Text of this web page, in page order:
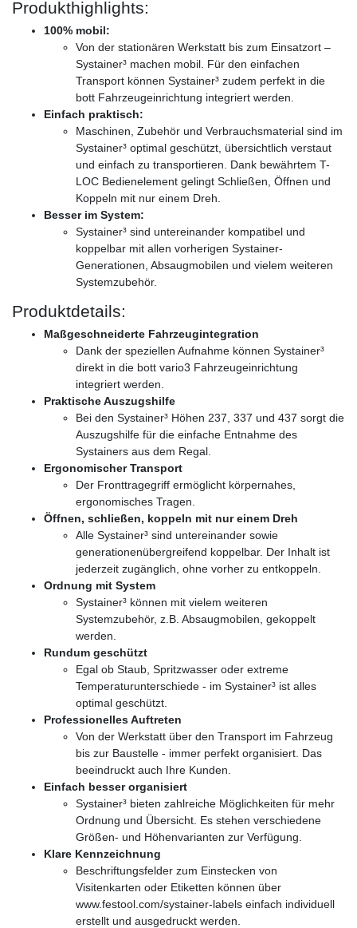
Produkthighlights:
100% mobil:
Von der stationären Werkstatt bis zum Einsatzort –
Systainer³ machen mobil. Für den einfachen
Transport können Systainer³ zudem perfekt in die
bott Fahrzeugeinrichtung integriert werden.
Einfach praktisch:
Maschinen, Zubehör und Verbrauchsmaterial sind im
Systainer³ optimal geschützt, übersichtlich verstaut
und einfach zu transportieren. Dank bewährtem T-
LOC Bedienelement gelingt Schließen, Öffnen und
Koppeln mit nur einem Dreh.
Besser im System:
Systainer³ sind untereinander kompatibel und
koppelbar mit allen vorherigen Systainer-
Generationen, Absaugmobilen und vielem weiteren
Systemzubehör.
Produktdetails:
Maßgeschneiderte Fahrzeugintegration
Dank der speziellen Aufnahme können Systainer³
direkt in die bott vario3 Fahrzeugeinrichtung
integriert werden.
Praktische Auszugshilfe
Bei den Systainer³ Höhen 237, 337 und 437 sorgt die
Auszugshilfe für die einfache Entnahme des
Systainers aus dem Regal.
Ergonomischer Transport
Der Fronttragegriff ermöglicht körpernahes,
ergonomisches Tragen.
Öffnen, schließen, koppeln mit nur einem Dreh
Alle Systainer³ sind untereinander sowie
generationenübergreifend koppelbar. Der Inhalt ist
jederzeit zugänglich, ohne vorher zu entkoppeln.
Ordnung mit System
Systainer³ können mit vielem weiteren
Systemzubehör, z.B. Absaugmobilen, gekoppelt
werden.
Rundum geschützt
Egal ob Staub, Spritzwasser oder extreme
Temperaturunterschiede - im Systainer³ ist alles
optimal geschützt.
Professionelles Auftreten
Von der Werkstatt über den Transport im Fahrzeug
bis zur Baustelle - immer perfekt organisiert. Das
beeindruckt auch Ihre Kunden.
Einfach besser organisiert
Systainer³ bieten zahlreiche Möglichkeiten für mehr
Ordnung und Übersicht. Es stehen verschiedene
Größen- und Höhenvarianten zur Verfügung.
Klare Kennzeichnung
Beschriftungsfelder zum Einstecken von
Visitenkarten oder Etiketten können über
www.festool.com/systainer-labels einfach individuell
erstellt und ausgedruckt werden.